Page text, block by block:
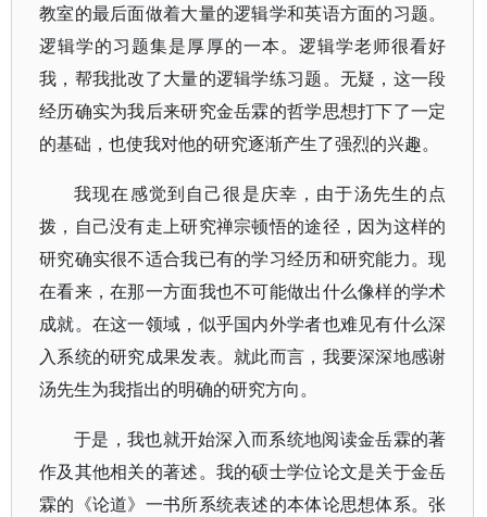
教室的最后面做着大量的逻辑学和英语方面的习题。
逻辑学的习题集是厚厚的一本。逻辑学老师很看好
我，帮我批改了大量的逻辑学练习题。无疑，这一段
经历确实为我后来研究金岳霖的哲学思想打下了一定
的基础，也使我对他的研究逐渐产生了强烈的兴趣。
我现在感觉到自己很是庆幸，由于汤先生的点
拨，自己没有走上研究禅宗顿悟的途径，因为这样的
研究确实很不适合我已有的学习经历和研究能力。现
在看来，在那一方面我也不可能做出什么像样的学术
成就。在这一领域，似乎国内外学者也难见有什么深
入系统的研究成果发表。就此而言，我要深深地感谢
汤先生为我指出的明确的研究方向。
于是，我也就开始深入而系统地阅读金岳霖的著
作及其他相关的著述。我的硕士学位论文是关于金岳
霖的《论道》一书所系统表述的本体论思想体系。张